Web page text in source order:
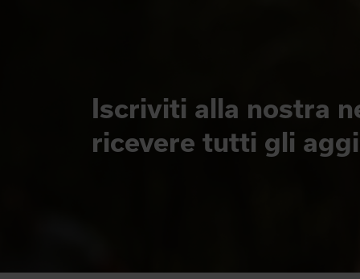
Iscriviti alla nostra
ricevere tutti gli